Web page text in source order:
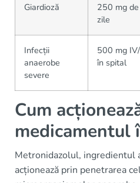
Giardioză
250 mg
zile
Infecții
anaerobe
severe
500 mg
în spital
Cum
medicamentul
Metronidazolul, ingredientul
acționează prin penetrarea